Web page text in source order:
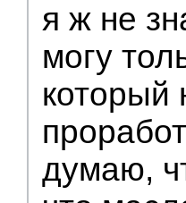
я ж не
могу
который
думаю,